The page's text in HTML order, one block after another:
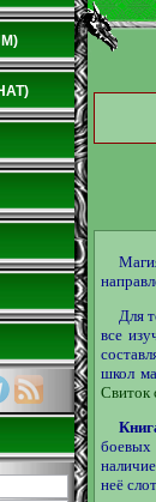
Для
все
школ
Свиток
боевых
неё